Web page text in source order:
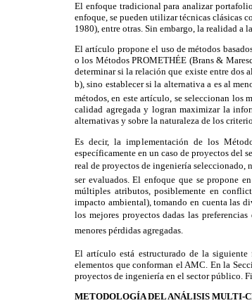
El enfoque tradicional para analizar
enfoque, se pueden utilizar técnicas clásicas
1980), entre otras. Sin embargo, la realidad a
El artículo propone el uso de métodos
o los Métodos PROMETHÉE (Brans &
determinar si la relación que existe entre dos
b), sino establecer si la alternativa a es al
métodos, en este artículo, se seleccionan los
calidad agregada y logran maximizar la
alternativas y sobre la naturaleza de los
Es decir, la implementación de los
específicamente en un caso de proyectos del
real de proyectos de ingeniería seleccionado,
ser evaluados. El enfoque que se propone
múltiples atributos, posiblemente en
impacto ambiental), tomando en cuenta las
los mejores proyectos dadas las
menores pérdidas agregadas.
El artículo está estructurado de la
elementos que conforman el AMC. En la
proyectos de ingeniería en el sector público.
METODOLOGÍA DEL ANÁLISIS MULTI-